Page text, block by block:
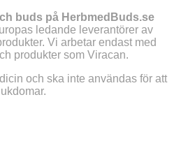
buds på HerbmedBuds.se
ledande leverantörer av
Vi arbetar endast med
produkter som Viracan.
och ska inte användas för att